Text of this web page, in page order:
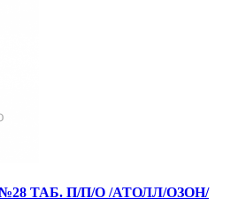
ТАБ. П/П/О /АТОЛЛ/ОЗОН/